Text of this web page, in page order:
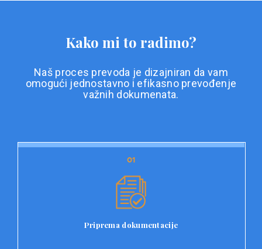
Kako mi to radimo?
Naš proces prevoda je dizajniran da vam
omogući jednostavno i efikasno prevođenje
važnih dokumenata.
01
Priprema dokumentacije
01
Prvi korak u našem procesu prevoda je priprema
dokumentacije. Korisnici jednostavno učitavaju svoje
dokumenta, kao i specifične zahtjeve za prevod.